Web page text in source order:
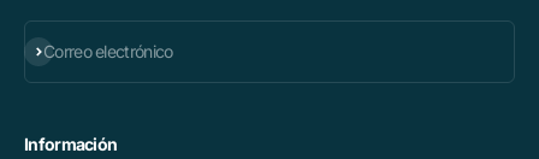
Correo electrónico
Suscribirse
Información